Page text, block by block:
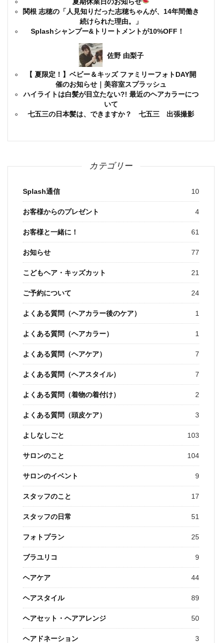
関根 志穂の「人見知りだった志穂ちゃんが、14年間働き
続けられた理由。」
Splashシャンプー&トリートメントが10%OFF！
佐野 由梨子
【 夏限定！】ベビー＆キッズ ファミリーフォトDAY開
催のお知らせ｜美容室スプラッシュ
ハイライトは白髪が目立たない?! 最近のヘアカラーにつ
いて
七五三の日本髪は、できますか？ 七五三 出張撮影
カテゴリー
Splash通信 10
お客様からのプレゼント 4
お客様と一緒に！ 61
お知らせ 77
こどもヘア・キッズカット 21
ご予約について 24
よくある質問（ヘアカラー後のケア） 1
よくある質問（ヘアカラー） 1
よくある質問（ヘアケア） 7
よくある質問（ヘアスタイル） 7
よくある質問（着物の着付け） 2
よくある質問（頭皮ケア） 3
よしなしごと 103
サロンのこと 104
サロンのイベント 9
スタッフのこと 17
スタッフの日常 51
フォトプラン 25
ブラユリコ 9
ヘアケア 44
ヘアスタイル 89
ヘアセット・ヘアアレンジ 50
ヘアドネーション 3